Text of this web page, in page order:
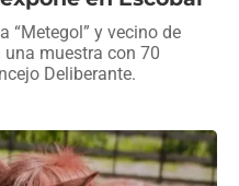
“Metegol” y vecino de
muestra con 70
Deliberante.